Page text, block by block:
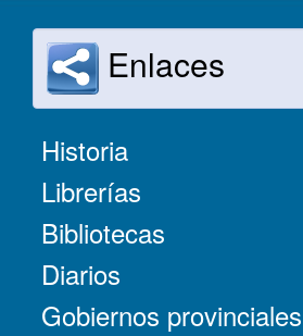
Enlaces
Historia
Librerías
Bibliotecas
Diarios
Gobiernos provinciales